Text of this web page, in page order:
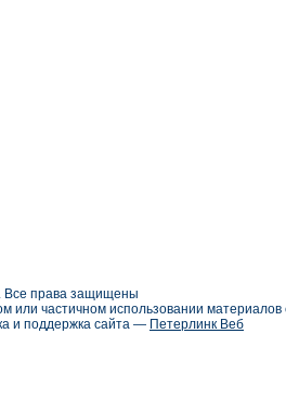
Все права защищены
или частичном использовании
и поддержка сайта — Петерлинк Веб